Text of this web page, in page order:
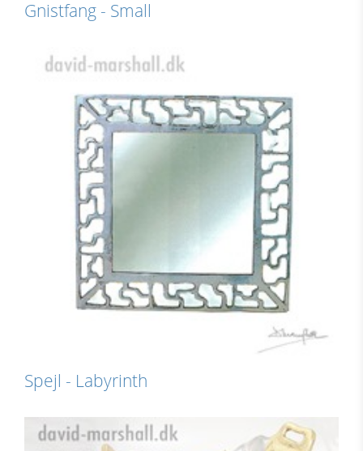
Gnistfang - Small
Spejl - Labyrinth